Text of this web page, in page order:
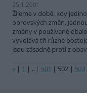
25.1.2001
Žijeme v době, kdy
obrovských změn.
změny v používané
vyvolává tři různé
jsou zásadně proti z
« | 1 | .. | 501 | 502 | 503